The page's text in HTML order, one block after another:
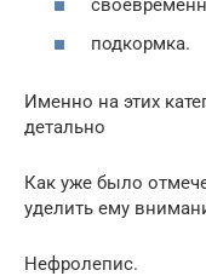
подкормка.
Именно на этих
детально
Как уже было
уделить ему
Нефролепис.